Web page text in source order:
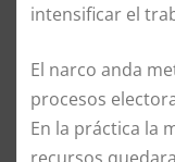
intensificar el
El narco anda
procesos
En la práctica la